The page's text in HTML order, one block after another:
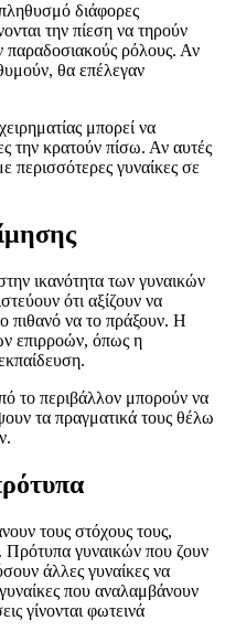
διάφορες
την πίεση να τηρούν
παραδοσιακούς ρόλους. Αν
θα επέλεγαν
μπορεί να
την κρατούν πίσω. Αν αυτές
περισσότερες γυναίκες σε
ικανότητα των γυναικών
ότι αξίζουν να
πιθανό να το πράξουν. Η
επιρροών, όπως η
το περιβάλλον μπορούν να
τα πραγματικά τους θέλω
τους στόχους τους,
Πρότυπα γυναικών που ζουν
άλλες γυναίκες να
που αναλαμβάνουν
γίνονται φωτεινά